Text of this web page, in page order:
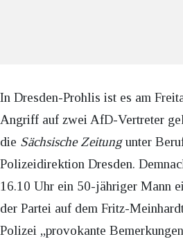
In Dresden-Prohlis ist es am
Angriff auf zwei AfD-Vertreter
die Sächsische Zeitungunter
Polizeidirektion Dresden.
16.10 Uhr ein 50-jähriger Mann
der Partei auf dem Fritz-
Polizei „provokante